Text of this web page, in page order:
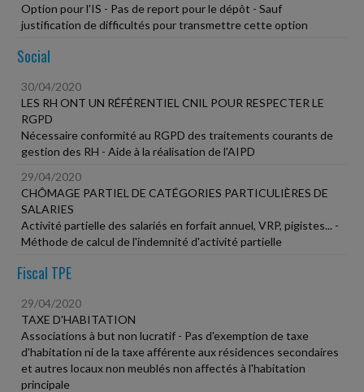
Option pour l'IS - Pas de report pour le dépôt - Sauf
justification de difficultés pour transmettre cette option
Social
30/04/2020
LES RH ONT UN RÉFÉRENTIEL CNIL POUR RESPECTER LE
RGPD
Nécessaire conformité au RGPD des traitements courants de
gestion des RH - Aide à la réalisation de l'AIPD
29/04/2020
CHÔMAGE PARTIEL DE CATÉGORIES PARTICULIÈRES DE
SALARIES
Activité partielle des salariés en forfait annuel, VRP, pigistes... -
Méthode de calcul de l'indemnité d'activité partielle
Fiscal TPE
29/04/2020
TAXE D'HABITATION
Associations à but non lucratif - Pas d'exemption de taxe
d'habitation ni de la taxe afférente aux résidences secondaires
et autres locaux non meublés non affectés à l'habitation
principale